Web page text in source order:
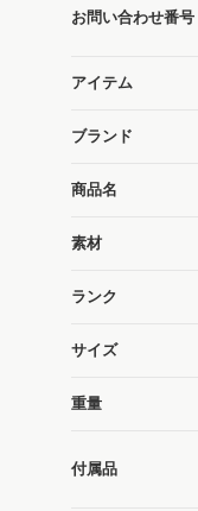
お問い合わせ番号
アイテム
ブランド
商品名
素材
ランク
サイズ
重量
付属品